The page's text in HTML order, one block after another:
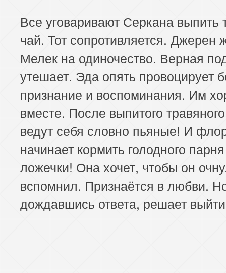
Все уговаривают Серкана выпить
чай. Тот сопротивляется. Джерен
Мелек на одиночество. Верная
утешает. Эда опять провоцирует
признание и воспоминания. Им
вместе. После выпитого
ведут себя словно пьяные! И
начинает кормить голодного
ложечки! Она хочет, чтобы он
вспомнил. Признаётся в любви.
дождавшись ответа, решает